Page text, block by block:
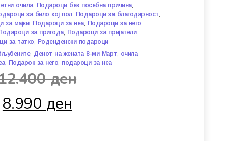
очила, Подароци без посебна причина,
за било кој пол, Подароци за благодарност,
за мајки, Подароци за неа, Подароци за него,
за пригода, Подароци за пријатели,
за татко, Роденденски подароци
, Денот на жената 8-ми Март, очила,
, Подарок за него, подароци за неа
ден
8.990 ден